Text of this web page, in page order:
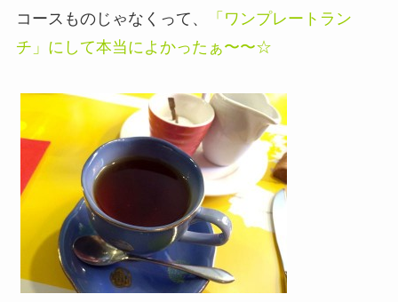
コースものじゃなくって、
「ワンプレートラン
チ」にして本当によかったぁ〜〜☆